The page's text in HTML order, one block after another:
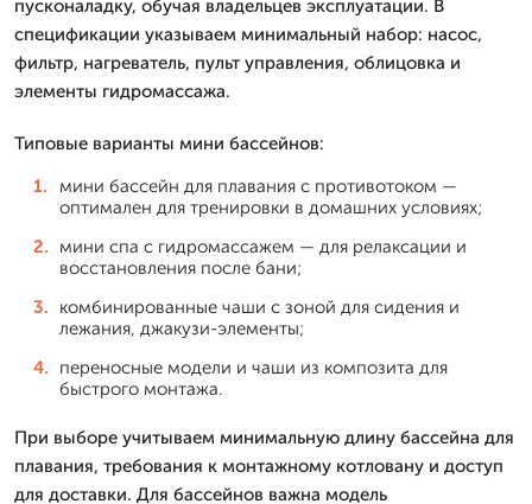
пусконаладку, обучая владельцев эксплуатации. В
спецификации указываем минимальный набор: насос,
фильтр, нагреватель, пульт управления, облицовка и
элементы гидромассажа.
Типовые варианты мини бассейнов:
мини бассейн для плавания с противотоком —
оптимален для тренировки в домашних условиях;
мини спа с гидромассажем — для релаксации и
восстановления после бани;
комбинированные чаши с зоной для сидения и
лежания, джакузи-элементы;
переносные модели и чаши из композита для
быстрого монтажа.
При выборе учитываем минимальную длину бассейна для
плавания, требования к монтажному котловану и доступ
для доставки. Для бассейнов важна модель